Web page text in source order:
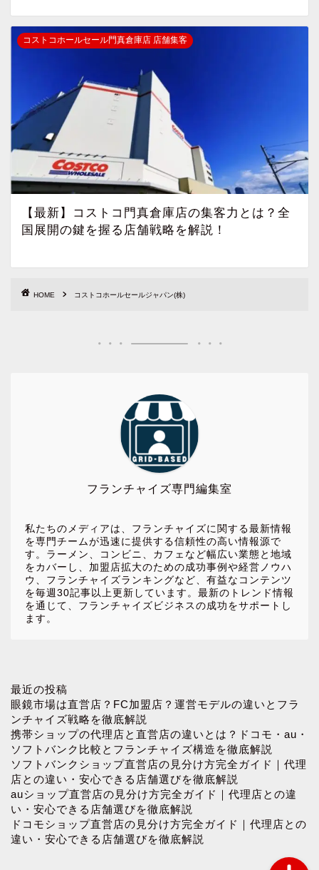
コストコホールセール門真倉庫店 店舗集客
【最新】コストコ門真倉庫店の集客力とは？全
国展開の鍵を握る店舗戦略を解説！
HOME コストコホールセールジャパン(株)
フランチャイズ専門編集室
私たちのメディアは、フランチャイズに関する最新情報
を専門チームが迅速に提供する信頼性の高い情報源で
す。ラーメン、コンビニ、カフェなど幅広い業態と地域
をカバーし、加盟店拡大のための成功事例や経営ノウハ
ウ、フランチャイズランキングなど、有益なコンテンツ
を毎週30記事以上更新しています。最新のトレンド情報
を通じて、フランチャイズビジネスの成功をサポートし
ます。
最近の投稿
眼鏡市場は直営店？FC加盟店？運営モデルの違いとフラ
ンチャイズ戦略を徹底解説
携帯ショップの代理店と直営店の違いとは？ドコモ・au・
ソフトバンク比較とフランチャイズ構造を徹底解説
ソフトバンクショップ直営店の見分け方完全ガイド｜代理
店との違い・安心できる店舗選びを徹底解説
auショップ直営店の見分け方完全ガイド｜代理店との違
い・安心できる店舗選びを徹底解説
ドコモショップ直営店の見分け方完全ガイド｜代理店との
違い・安心できる店舗選びを徹底解説
お問い合わせ
プロフィール
プライバシーポリシー